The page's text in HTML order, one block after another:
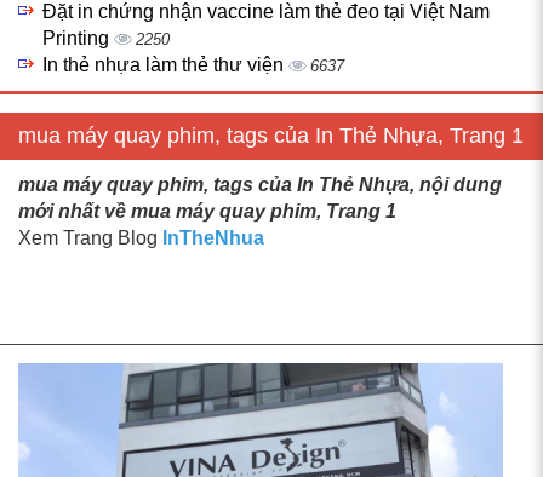
Đặt in chứng nhận vaccine làm thẻ đeo tại Việt Nam
Printing
2250
In thẻ nhựa làm thẻ thư viện 6637
mua máy quay phim, tags của In Thẻ Nhựa, Trang 1
mua máy quay phim, tags của In Thẻ Nhựa, nội dung
mới nhất về mua máy quay phim, Trang 1
Xem Trang Blog InTheNhua